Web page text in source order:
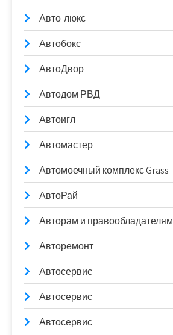
Авто-люкс
Автобокс
АвтоДвор
Автодом РВД
Автоигл
Автомастер
Автомоечный комплекс Grass
АвтоРай
Авторам и правообладателям
Авторемонт
Автосервис
Автосервис
Автосервис